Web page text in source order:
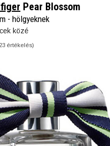
Pear Blossom
- hölgyeknek
közé
23 értékelés)